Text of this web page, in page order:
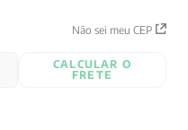
Não sei meu CEP
CALCULAR O
FRETE